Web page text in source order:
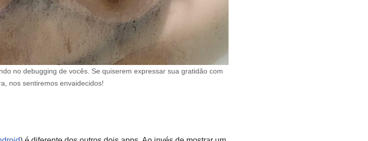
no debugging de vocês. Se quiserem expressar sua gratidão com
nos sentiremos envaidecidos!